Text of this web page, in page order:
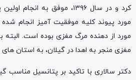
مورد از دهنده مرگ مغزی بوده است. البته
مغزی منجر به اهدا در گیلان، به استان های
دکتر سالاری با تاکید بر پتانسیل مناسب